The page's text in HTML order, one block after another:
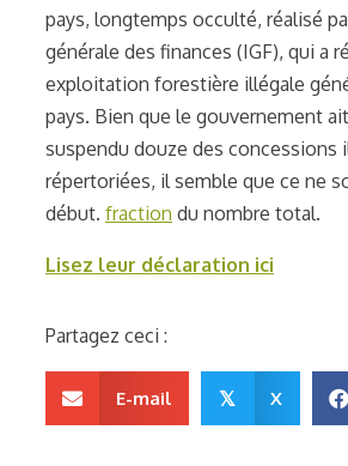
pays, longtemps occulté, réalisé
générale des finances (IGF), qui a
exploitation forestière illégale
pays. Bien que le gouvernement
suspendu douze des concessions
répertoriées, il semble que ce ne
début. fraction du nombre total.
Lisez leur déclaration ici
Partagez ceci :
E-mail 𝕏 X